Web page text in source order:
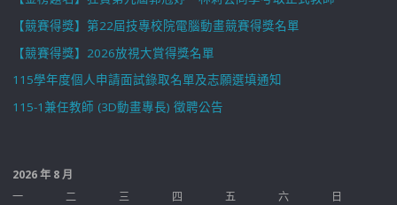
【競賽得獎】第22屆技專校院電腦動畫競賽得獎名單
【競賽得獎】2026放視大賞得獎名單
115學年度個人申請面試錄取名單及志願選填通知
115-1兼任教師 (3D動畫專長) 徵聘公告
2026 年 8 月
一
二 三 四 五 六 日